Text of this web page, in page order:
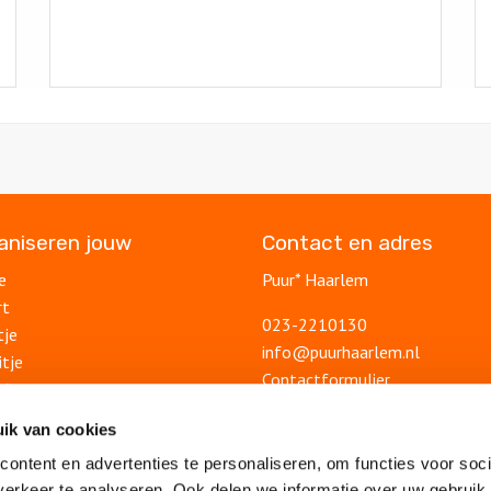
van cookies
en advertenties te personaliseren, om functies voor
jouw Contact en adres
Puur* Haarlem
023-2210130
info@puurhaarlem.nl
Contactformulier
Veelgestelde vragen